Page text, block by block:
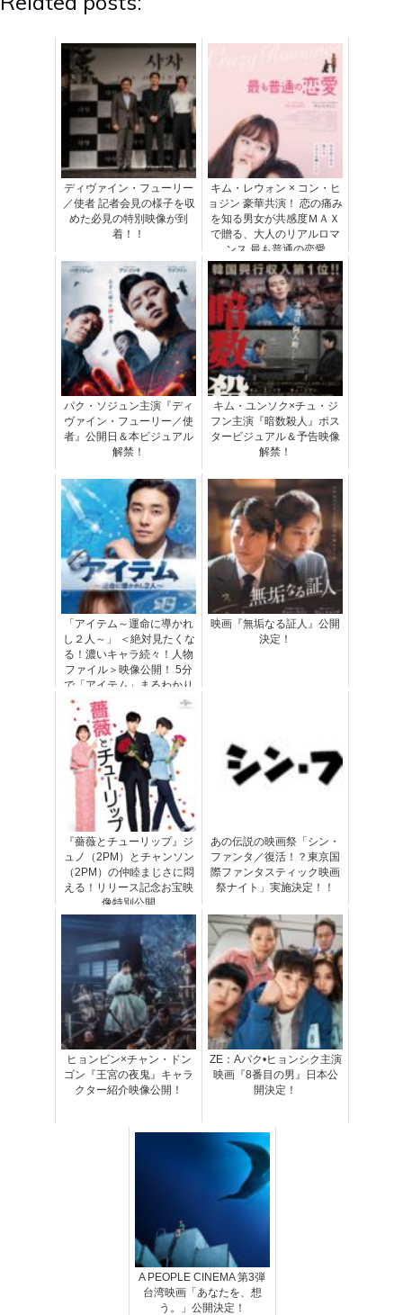
ディヴァイン・フューリー
／使者 記者会見の様子を収
めた必見の特別映像が到
着！！
キム・レウォン × コン・ヒ
ョジン 豪華共演！ 恋の痛み
を知る男女が共感度ＭＡＸ
で贈る、大人のリアルロマ
ンス 最も普通の恋愛
パク・ソジュン主演『ディ
ヴァイン・フューリー／使
者』公開日＆本ビジュアル
解禁！
キム・ユンソク×チュ・ジ
フン主演『暗数殺人』ポス
タービジュアル＆予告映像
解禁！
「アイテム～運命に導かれ
し２人～」 ＜絶対見たくな
る！濃いキャラ続々！人物
ファイル＞映像公開！ 5分
で「アイテム」まるわかり
登場人物紹介！
映画『無垢なる証人』公開
決定！
『薔薇とチューリップ』ジ
ュノ（2PM）とチャンソン
（2PM）の仲睦まじさに悶
える！リリース記念お宝映
像特別公開
あの伝説の映画祭「シン・
ファンタ／復活！？東京国
際ファンタスティック映画
祭ナイト」実施決定！！
ヒョンビン×チャン・ドン
ゴン『王宮の夜鬼』キャラ
クター紹介映像公開！
ZE：Aパク•ヒョンシク主演
映画『8番目の男』日本公
開決定！
A PEOPLE CINEMA 第3弾
台湾映画「あなたを、想
う。」公開決定！